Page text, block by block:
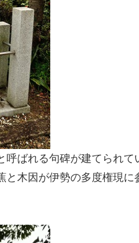
ばれる句碑が建てられて
と木因が伊勢の多度権現